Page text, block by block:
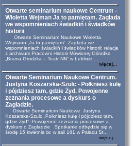
Otwarte seminarium naukowe Centrum -
Wioletta Wejman Ja to pamiętam. Zagłada
we wspomnieniach świadkiń i świadków
historii
Otwarte Seminarium Naukowe Wioletta
Wejmann „Ja to pamiętam”. Zagłada we
wspomnieniach świadkiń i świadków historii: relacje
z archiwum Pracowni Historii Mówionej Ośrodka
„Brama Grodzka – Teatr NN” w Lublinie ...
więcej...
Otwarte Seminarium Naukowe Centrum.
Justyna Koszarska-Szulc - Połkniesz kulę
i pójdziesz tam, gdzie Żyd. Powojenne
zeznania procesowe a dyskurs o
Zagładzie.
Otwarte Seminarium Naukowe Justyna
Koszarska-Szulc „Połkniesz kulę i pójdziesz tam,
gdzie Żyd”. Powojenne zeznania procesowe a
dyskurs o Zagładzie Spotkanie odbędzie się w
środę 15 kwietnia br. w sali 161 w Pałacu St...
więcej...